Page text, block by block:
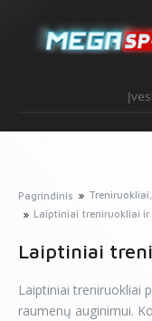
Pagrindinis
Laiptiniai treniruokliai ir
Laiptiniai
Laiptiniai treniruokliai
raumenų auginimui.